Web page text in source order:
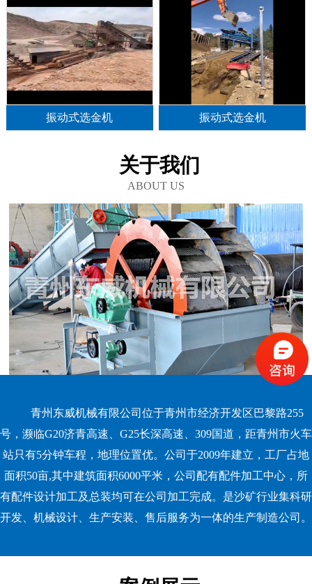
振动式选金机 振动式选金机
关于我们
ABOUT US
青州东威机械有限公司位于青州市经济开发区巴黎路255
号，濒临G20济青高速、G25长深高速、309国道，距青州市火车
站只有5分钟车程，地理位置优。公司于2009年建立，工厂占地
面积50亩,其中建筑面积6000平米，公司配有配件加工中心，所
有配件设计加工及总装均可在公司加工完成。是沙矿行业集科研
开发、机械设计、生产安装、售后服务为一体的生产制造公司。